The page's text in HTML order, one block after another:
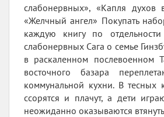
слабонервных», «Капля духов
«Желчный ангел» Покупать
каждую книгу по
слабонервных Сага о семье
в раскаленном послевоенном
восточного базара
коммунальной кухни. В тесных
ссорятся и плачут, а дети
неожиданно оказываются